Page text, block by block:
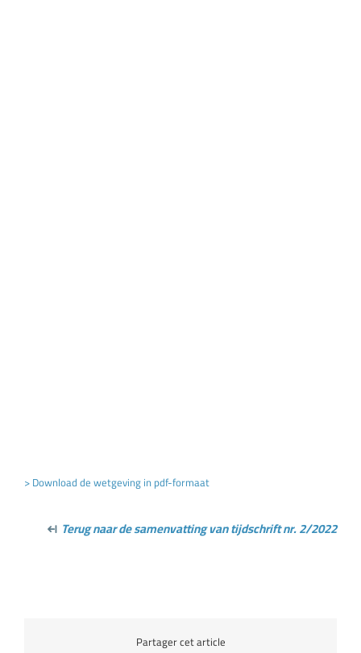
> Download de wetgeving in pdf-formaat
Terug naar de samenvatting van tijdschrift nr. 2/2022
Partager cet article